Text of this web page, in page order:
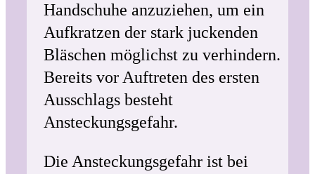
Handschuhe anzuziehen, um ein
Aufkratzen der stark juckenden
Bläschen möglichst zu verhindern.
Bereits vor Auftreten des ersten
Ausschlags besteht
Ansteckungsgefahr.
Die Ansteckungsgefahr ist bei